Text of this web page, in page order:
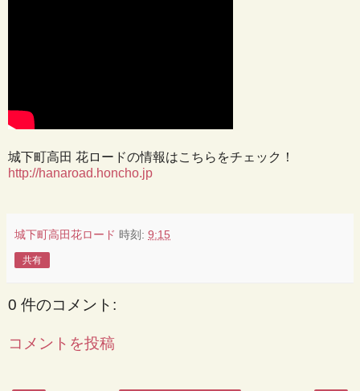
城下町高田 花ロードの情報はこちらをチェック！
http://hanaroad.honcho.jp
城下町高田花ロード 時刻: 9:15
共有
0 件のコメント:
コメントを投稿